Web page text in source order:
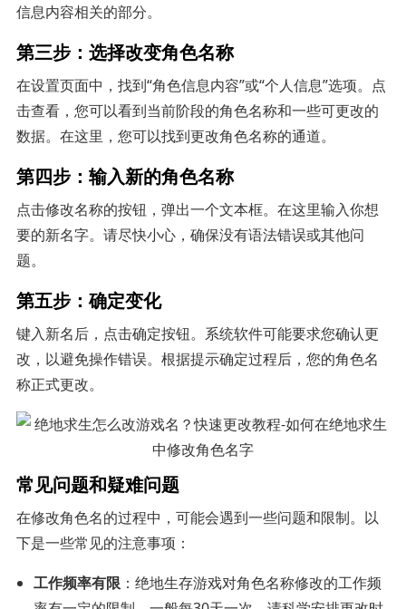
信息内容相关的部分。
第三步：选择改变角色名称
在设置页面中，找到“角色信息内容”或“个人信息”选项。点
击查看，您可以看到当前阶段的角色名称和一些可更改的
数据。在这里，您可以找到更改角色名称的通道。
第四步：输入新的角色名称
点击修改名称的按钮，弹出一个文本框。在这里输入你想
要的新名字。请尽快小心，确保没有语法错误或其他问
题。
第五步：确定变化
键入新名后，点击确定按钮。系统软件可能要求您确认更
改，以避免操作错误。根据提示确定过程后，您的角色名
称正式更改。
常见问题和疑难问题
在修改角色名的过程中，可能会遇到一些问题和限制。以
下是一些常见的注意事项：
工作频率有限 ：绝地生存游戏对角色名称修改的工作频